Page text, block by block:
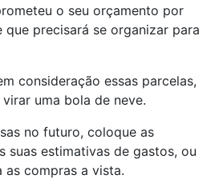
o seu orçamento por
precisará se organizar para
consideração essas parcelas,
uma bola de neve.
no futuro, coloque as
suas estimativas de gastos, ou
as compras a vista.